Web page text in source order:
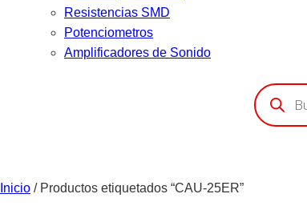
Resistencias SMD
Potenciometros
Amplificadores de Sonido
de
Inicio / Productos etiquetados “CAU-25ER”